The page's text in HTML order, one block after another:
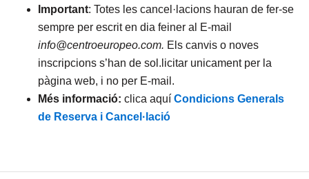
Important: Totes les cancel·lacions hauran de fer-se
sempre per escrit en dia feiner al E-mail
info@centroeuropeo.com. Els canvis o noves
inscripcions s’han de sol.licitar unicament per la
pàgina web, i no per E-mail.
Més informació: clica aquí Condicions Generals
de Reserva i Cancel·lació